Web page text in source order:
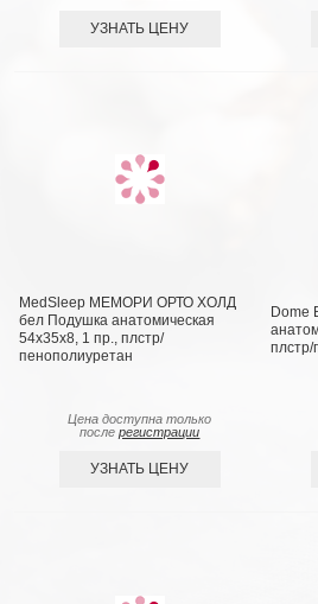
УЗНАТЬ ЦЕНУ
MedSleep МЕМОРИ ОРТО ХОЛД
бел Подушка анатомическая
54х35х8, 1 пр., плстр/
пенополиуретан
Цена доступна только
послерегистрации
УЗНАТЬ ЦЕНУ
Dome
плстр/